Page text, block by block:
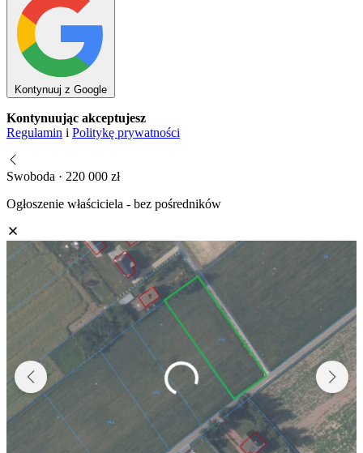
Kontynuuj z Google
Kontynuując akceptujesz
Regulamin i Politykę prywatności
Swoboda · 220 000 zł
Ogłoszenie właściciela - bez pośredników